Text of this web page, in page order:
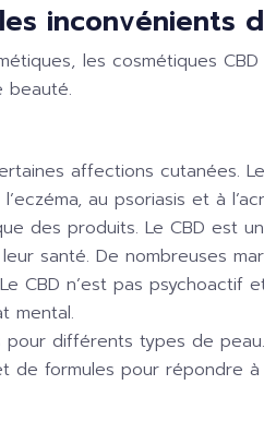
inconvénients
les cosmétiques
beauté.
affections cutanées.
au psoriasis et à
des produits. Le CBD est
santé. De nombreuses
CBD n’est pas
mental.
différents types de
formules pour répondre à